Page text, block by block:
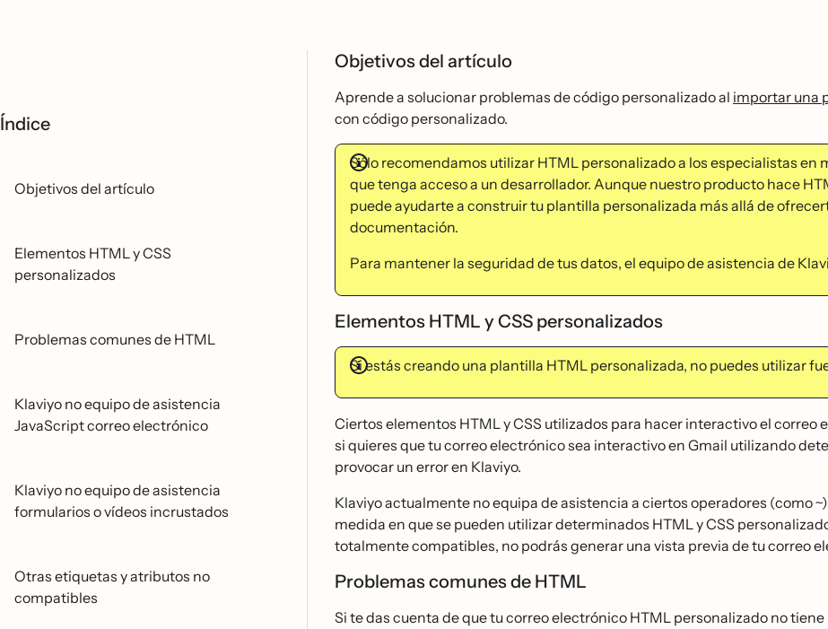
Índice
Objetivos del artículo
Elementos HTML y CSS
personalizados
Problemas comunes de HTML
Klaviyo no equipo de asistencia
JavaScript correo electrónico
Klaviyo no equipo de asistencia
formularios o vídeos incrustados
Otras etiquetas y atributos no
compatibles
Objetivos del artículo
Aprende a solucionar problemas de código personalizado al importar una
con código personalizado.
Sólo recomendamos utilizar HTML personalizado a los especialistas
que tenga acceso a un desarrollador. Aunque nuestro producto hace
puede ayudarte a construir tu plantilla personalizada más allá de
documentación.
Para mantener la seguridad de tus datos, el equipo de asistencia de
Elementos HTML y CSS personalizados
Si estás creando una plantilla HTML personalizada, no puedes utilizar
Ciertos elementos HTML y CSS utilizados para hacer interactivo el
si quieres que tu correo electrónico sea interactivo en Gmail utilizando
provocar un error en Klaviyo.
Klaviyo actualmente no equipa de asistencia a ciertos operadores (como
medida en que se pueden utilizar determinados HTML y CSS
totalmente compatibles, no podrás generar una vista previa de tu correo
Problemas comunes de HTML
Si te das cuenta de que tu correo electrónico HTML personalizado no